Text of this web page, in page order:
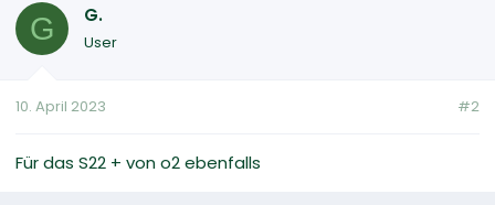
G G.
User
10. April 2023 #2
Für das S22 + von o2 ebenfalls